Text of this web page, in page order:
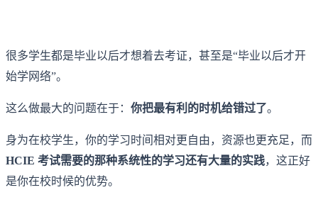
很多学生都是毕业以后才想着去考证，甚至是“毕业以后才开
始学网络”。
这么做最大的问题在于： 你把最有利的时机给错过了。
身为在校学生，你的学习时间相对更自由，资源也更充足，而
HCIE 考试需要的那种系统性的学习还有大量的实践，这正好
是你在校时候的优势。